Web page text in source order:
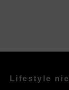
Lifestyle